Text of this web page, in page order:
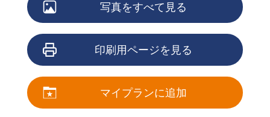
写真をすべて見る
印刷用ページを見る
マイプランに追加